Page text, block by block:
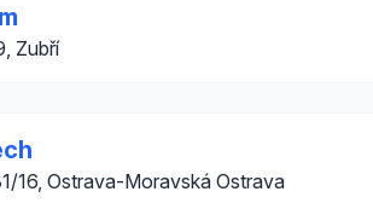
Zubří
16, Ostrava-Moravská Ostrava